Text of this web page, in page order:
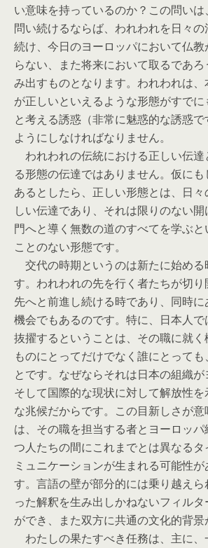
い意味を持っているのか？この問い
問い続けるならば、われわれを日々の
続け、今日のヨーロッパにおいて仏
らない、また将来において取るであ
み出すものとなります。われわれは
が正しいといえるような形態がすで
と考える誘惑（非常に魅惑的な誘惑
ようにしなければなりません。
われわれの伝統における正しい伝達
る形態の伝達ではありません。仮に
あるとしたら、正しい形態とは、日
しい伝達であり、それは限りのない
門へと導く無数の道のすべてを学ぶ
ことのない形態です。
交代の時期というのは新たに始める
す。われわれの先を行く者たちが切
先へと前進し続ける時であり、同時
機会でもあるのです。特に、日本人
抜擢するということは、その職に就
ものにとってだけでなく誰にとって
とです。なぜならそれは日本の組織
そして国際的な現状に対して解放性
な兆候だからです。この目新しさが
は、その職を担当する者とヨーロッ
つ人たちの間にこれまでとは異なるタ
ミュニケーションが生まれる可能性
す。言語の壁が部分的には乗り越え
った解釈を生み出しかねないフィル
ができ、また双方に共通の文化的背景
わたしの果たすべき任務は、主に、